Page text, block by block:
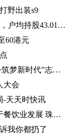
野出装s9
当前速看：甘源食品股东户数下降2.83%，户均持股43.01万元
60港元
当前要闻：讷河市妇联开展“秋水巾帼红·筑梦新时代”志愿服务活动
大会
-天天时快讯
澳门餐饮协会李荫良：预制菜产业有助于餐饮业发展 珠澳要优势互补 焦点
我你都扔了